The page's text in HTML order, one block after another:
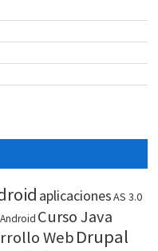
aplicacionesAS 3.0
Curso Java
WebDrupal